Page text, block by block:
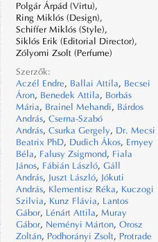
Polgár Árpád (Virtu),
Ring Miklós (Design),
Schiffer Miklós (Style),
Siklós Erik (Editorial Director),
Zólyomi Zsolt (Perfume)
Szerzők:
Aczél Endre, Ballai Attila, Becsei
Áron, Benedek Attila, Borbás
Mária, Brainel Mehandi, Bárdos
András, Cserna-Szabó
András, Csurka Gergely, Dr. Mecsi
Beatrix PhD, Dudich Ákos, Ernyey
Béla, Falusy Zsigmond, Fiala
János, Fábián László, Gáll
András, Juszt László, Jókuti
András, Klementisz Réka, Kuczogi
Szilvia, Kunz Flávia, Lantos
Gábor, Lénárt Attila, Muray
Gábor, Neményi Márton, Orosz
Zoltán, Podhorányi Zsolt, Protrade